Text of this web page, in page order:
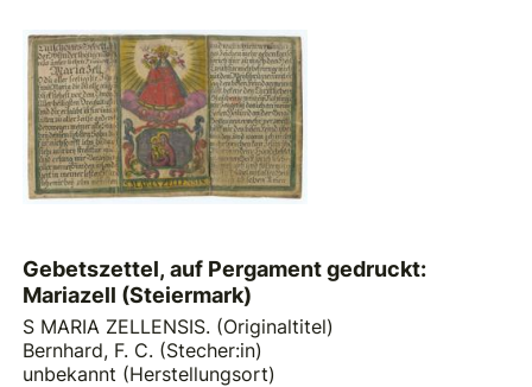
Gebetszettel, auf Pergament gedruckt:
Mariazell (Steiermark)
S MARIA ZELLENSIS. (Originaltitel)
Bernhard, F. C. (Stecher:in)
unbekannt (Herstellungsort)